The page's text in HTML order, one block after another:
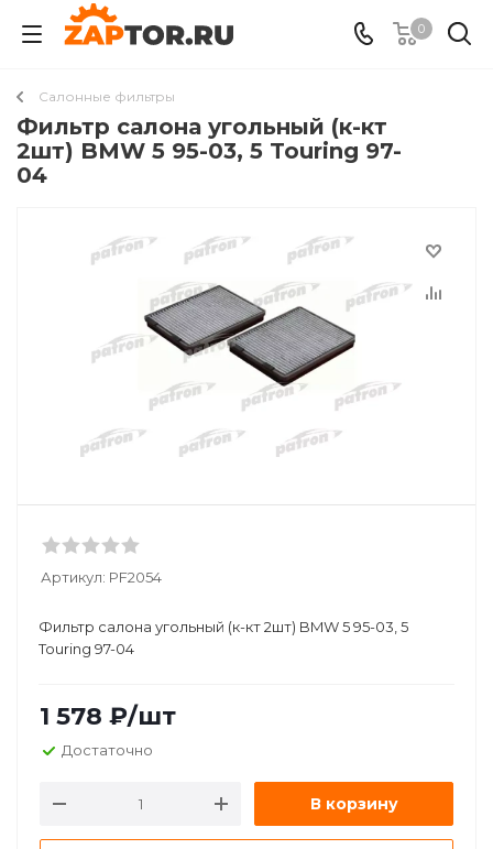
0
Салонные фильтры
Фильтр салона угольный (к-кт
2шт) BMW 5 95-03, 5 Touring 97-
04
Артикул: PF2054
Фильтр салона угольный (к-кт 2шт) BMW 5 95-03, 5
Touring 97-04
1 578 ₽/шт
Достаточно
В корзину